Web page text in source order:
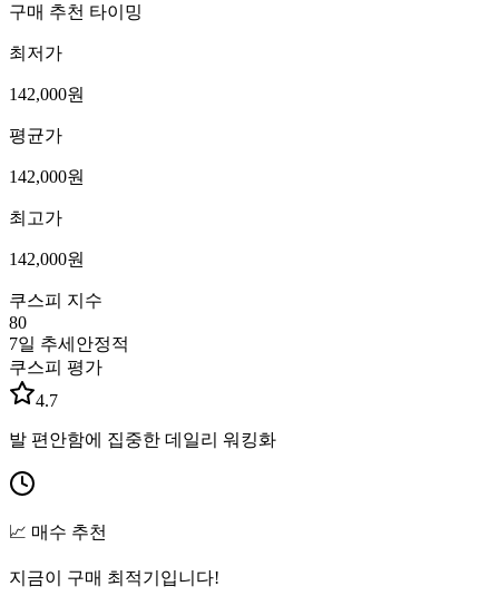
구매 추천 타이밍
최저가
142,000원
평균가
142,000원
최고가
142,000원
쿠스피 지수
80
7일 추세 안정적
쿠스피 평가
4.7
발 편안함에 집중한 데일리 워킹화
📈 매수 추천
지금이 구매 최적기입니다!